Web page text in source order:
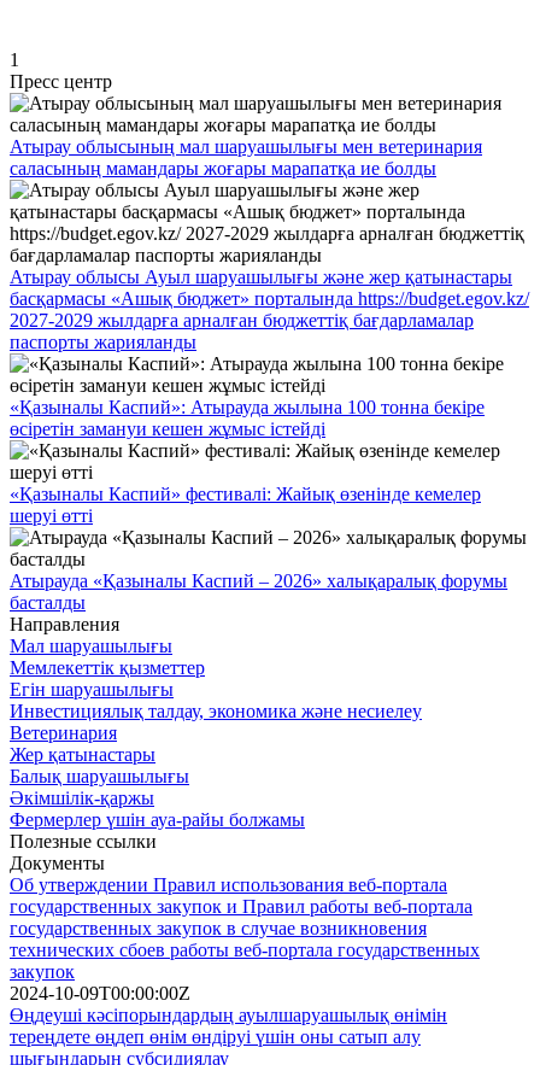
1
Пресс центр
Атырау облысының мал шаруашылығы мен ветеринария
саласының мамандары жоғары марапатқа ие болды
Атырау облысы Ауыл шаруашылығы және жер қатынастары
басқармасы «Ашық бюджет» порталында https://budget.egov.kz/
2027-2029 жылдарға арналған бюджеттіқ бағдарламалар
паспорты жарияланды
«Қазыналы Каспий»: Атырауда жылына 100 тонна бекіре
өсіретін замануи кешен жұмыс істейді
«Қазыналы Каспий» фестивалі: Жайық өзенінде кемелер
шеруі өтті
Атырауда «Қазыналы Каспий – 2026» халықаралық форумы
басталды
Направления
Мал шаруашылығы
Мемлекеттік қызметтер
Егін шаруашылығы
Инвестициялық талдау, экономика және несиелеу
Ветеринария
Жер қатынастары
Балық шаруашылығы
Әкімшілік-қаржы
Фермерлер үшін ауа-райы болжамы
Полезные ссылки
Документы
Об утверждении Правил использования веб-портала
государственных закупок и Правил работы веб-портала
государственных закупок в случае возникновения
технических сбоев работы веб-портала государственных
закупок
2024-10-09T00:00:00Z
Өңдеуші кәсіпорындардың ауылшаруашылық өнімін
тереңдете өңдеп өнім өндіруі үшін оны сатып алу
шығындарын субсидиялау